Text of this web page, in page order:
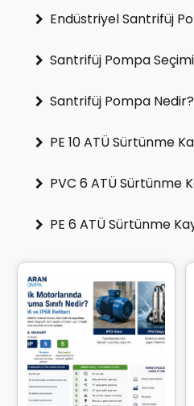
Endüstriyel Santrifüj
Santrifüj Pompa Seçimi
Santrifüj Pompa Nedir?
PE 10 ATÜ Sürtünme
PVC 6 ATÜ Sürtünme
PE 6 ATÜ Sürtünme